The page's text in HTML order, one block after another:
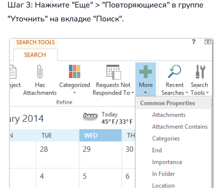
Шаг 3: Нажмите "Еще" > "Повторяющиеся" в группе
"Уточнить" на вкладке "Поиск".